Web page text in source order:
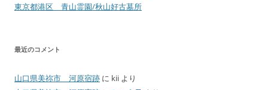
東京都港区 青山霊園/秋山好古墓所
最近のコメント
山口県美祢市 河原宿跡 に kii より